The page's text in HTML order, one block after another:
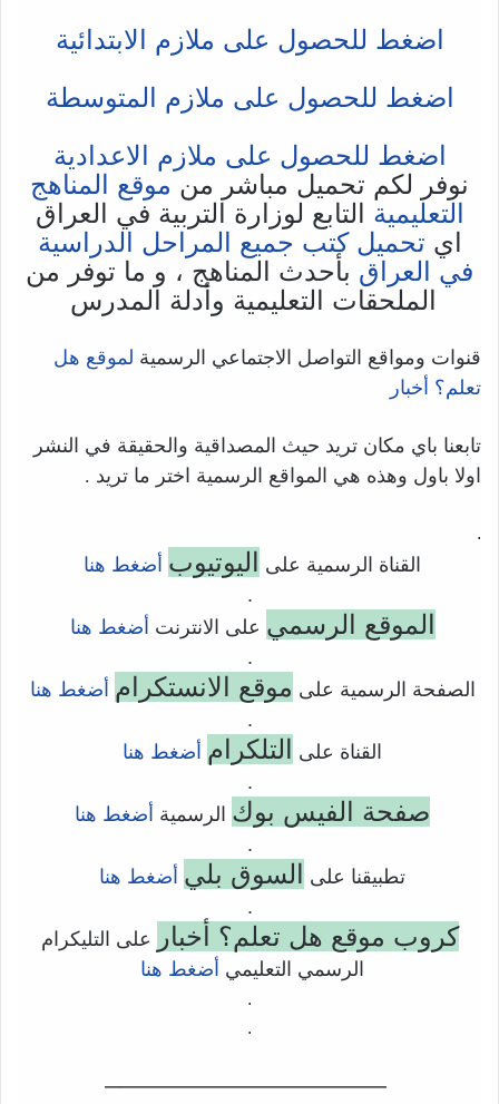
اضغط للحصول على ملازم الابتدائية
اضغط للحصول على ملازم المتوسطة
اضغط للحصول على ملازم الاعدادية
نوفر لكم تحميل مباشر من موقع المناهج
التعليمية التابع لوزارة التربية في العراق
اي تحميل كتب جميع المراحل الدراسية
في العراق بأحدث المناهج ، و ما توفر من
الملحقات التعليمية وأدلة المدرس
قنوات ومواقع التواصل الاجتماعي الرسمية لموقع هل
تعلم؟ أخبار
تابعنا باي مكان تريد حيث المصداقية والحقيقة في النشر
اولا باول وهذه هي المواقع الرسمية اختر ما تريد .
.
القناة الرسمية على اليوتيوب أضغط هنا
.
الموقع الرسمي على الانترنت أضغط هنا
.
الصفحة الرسمية على موقع الانستكرام
أضغط هنا
.
القناة على
التلكرام
أضغط هنا
.
صفحة الفيس بوك الرسمية أضغط هنا
.
تطبيقنا على
السوق بلي أضغط هنا
.
كروب موقع هل تعلم؟ أخبار
على التليكرام
الرسمي التعليمي أضغط هنا
.
.
——————————–